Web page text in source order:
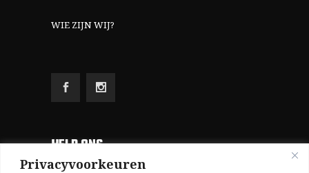
Privacyvoorkeuren
WIE ZIJN WIJ?
HELP ONS